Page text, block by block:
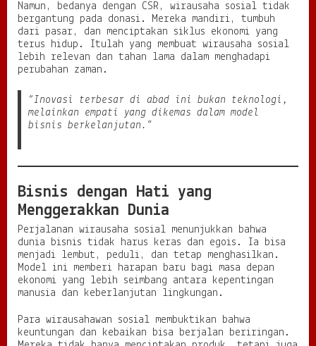
Namun, bedanya dengan CSR, wirausaha sosial tidak
bergantung pada donasi. Mereka mandiri, tumbuh
dari pasar, dan menciptakan siklus ekonomi yang
terus hidup. Itulah yang membuat wirausaha sosial
lebih relevan dan tahan lama dalam menghadapi
perubahan zaman.
“Inovasi terbesar di abad ini bukan teknologi,
melainkan empati yang dikemas dalam model
bisnis berkelanjutan.”
Bisnis dengan Hati yang
Menggerakkan Dunia
Perjalanan wirausaha sosial menunjukkan bahwa
dunia bisnis tidak harus keras dan egois. Ia bisa
menjadi lembut, peduli, dan tetap menghasilkan.
Model ini memberi harapan baru bagi masa depan
ekonomi yang lebih seimbang antara kepentingan
manusia dan keberlanjutan lingkungan.
Para wirausahawan sosial membuktikan bahwa
keuntungan dan kebaikan bisa berjalan beriringan.